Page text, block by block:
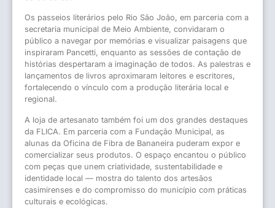
Os passeios literários pelo Rio São João, em parceria com a
secretaria municipal de Meio Ambiente, convidaram o
público a navegar por memórias e visualizar paisagens que
inspiraram Pancetti, enquanto as sessões de contação de
histórias despertaram a imaginação de todos. As palestras e
lançamentos de livros aproximaram leitores e escritores,
fortalecendo o vínculo com a produção literária local e
regional.
A loja de artesanato também foi um dos grandes destaques
da FLICA. Em parceria com a Fundação Municipal, as
alunas da Oficina de Fibra de Bananeira puderam expor e
comercializar seus produtos. O espaço encantou o público
com peças que unem criatividade, sustentabilidade e
identidade local — mostra do talento dos artesãos
casimirenses e do compromisso do município com práticas
culturais e ecológicas.